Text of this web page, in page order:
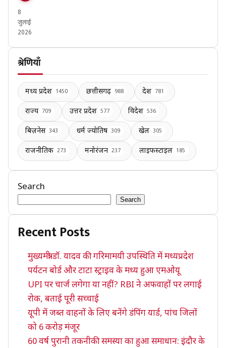
8
जुलाई
2026
श्रेणियाँ
मध्य प्रदेश 1450 छत्तीसगढ़ 988 देश 781
राज्य 709 उत्तर प्रदेश 577 विदेश 536
बिज़नेस 343 धर्म ज्योतिष 309 खेल 305
राजनीतिक 273 मनोरंजन 237 लाइफस्टाइल 185
Search
Search
Recent Posts
मुख्यमंत्री डॉ. यादव की गरिमामयी उपस्थिति में मध्यप्रदेश
पर्यटन बोर्ड और टाटा स्ट्राइव के मध्य हुआ एमओयू
UPI पर चार्ज लगेगा या नहीं? RBI ने अफवाहों पर लगाई
रोक, बताई पूरी सच्चाई
यूपी में जब्त वाहनों के लिए बनेंगे डंपिंग यार्ड, पांच जिलों
को 6 करोड़ मंजूर
60 वर्ष पुरानी तकनीकी समस्या का हुआ समाधान: इंदौर के